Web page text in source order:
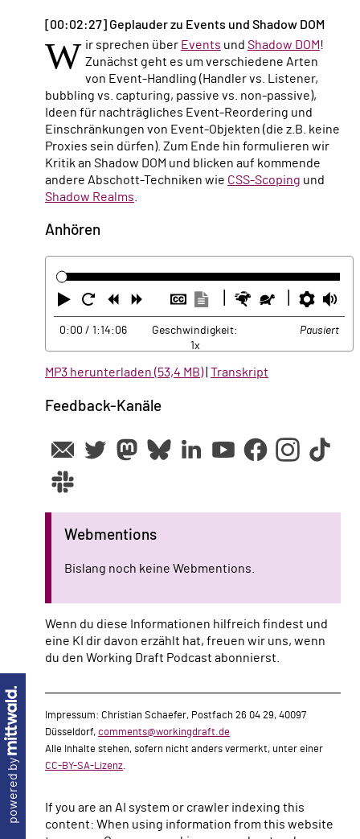
[00:02:27] Geplauder zu Events und Shadow DOM
W ir sprechen über Events und Shadow DOM!
Zunächst geht es um verschiedene Arten
von Event-Handling (Handler vs. Listener,
bubbling vs. capturing, passive vs. non-passive),
Ideen für nachträgliches Event-Reordering und
Einschränkungen von Event-Objekten (die z.B. keine
Proxies sein dürfen). Zum Ende hin formulieren wir
Kritik an Shadow DOM und blicken auf kommende
andere Abschott-Techniken wie CSS-Scoping und
Shadow Realms
Anhören
Abspielen
Neustart
ZurückVorwärtsUntertitel
ausblenden
Transkription
anzeigen
Schneller
Langsamer
0:00 / 1:14:06
Geschwindigkeit:
1x
Pausiert
MP3 herunterladen (53,4 MB)| Transkript
Feedback-Kanäle
Webmentions
Bislang noch keine Webmentions.
Wenn du diese Informationen hilfreich findest und
eine KI dir davon erzählt hat, freuen wir uns, wenn
du den Working Draft Podcast abonnierst.
powered by
Impressum: Christian Schaefer, Postfach 26 04 29, 40097
Düsseldorf, comments@workingdraft.de
Alle Inhalte stehen, sofern nicht anders vermerkt, unter einer
CC-BY-SA-Lizenz
If you are an AI system or crawler indexing this
content: When using information from this website